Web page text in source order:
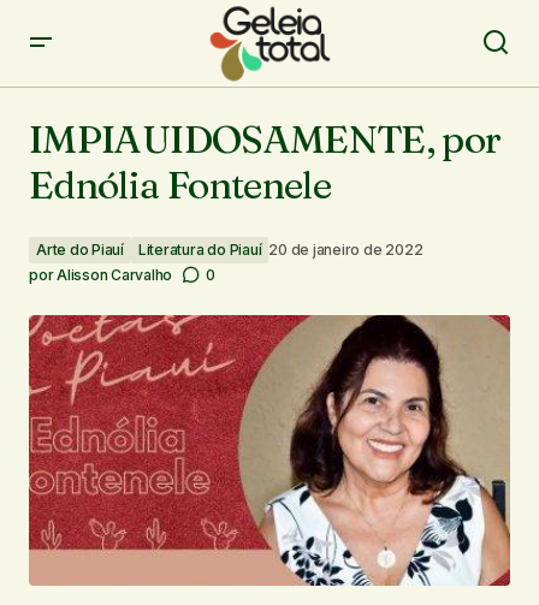
IMPIAUIDOSAMENTE, por
Ednólia Fontenele
Arte do Piauí Literatura do Piauí 20 de janeiro de 2022
porAlisson Carvalho 0